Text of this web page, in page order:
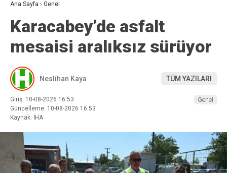
Ana Sayfa › Genel
Karacabey’de asfalt
mesaisi aralıksız sürüyor
Neslihan Kaya TÜM YAZILARI
Giriş: 10-08-2026 16:53
Güncelleme: 10-08-2026 16:53
Kaynak: İHA
Genel